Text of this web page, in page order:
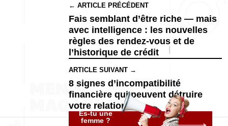
← ARTICLE PRÉCÉDENT
Fais semblant d’être riche — mais
avec intelligence : les nouvelles
règles des rendez-vous et de
l’historique de crédit
ARTICLE SUIVANT →
8 signes d’incompatibilité
financière qui peuvent détruire
votre relation
Es-tu une
femme ?